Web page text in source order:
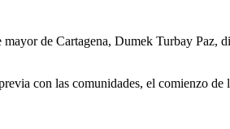
de Cartagena, Dumek Turbay Paz,
con las comunidades, el comienzo de